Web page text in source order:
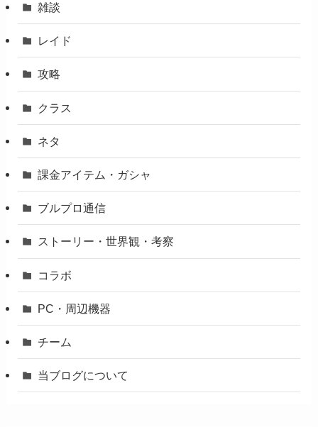
雑談
レイド
攻略
クラス
ネタ
課金アイテム・ガシャ
ブルプロ通信
ストーリー・世界観・考察
コラボ
PC・周辺機器
チーム
当ブログについて